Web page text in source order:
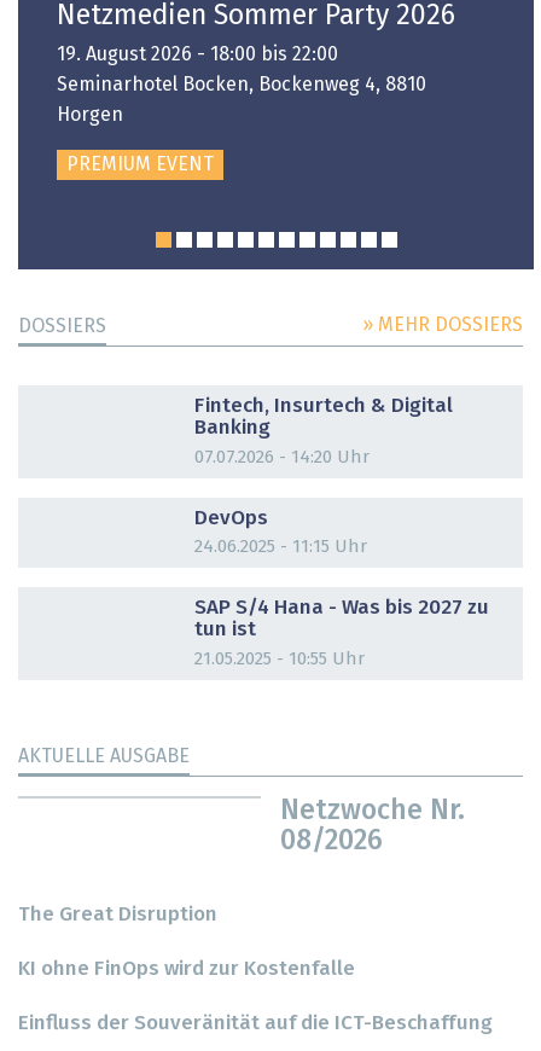
Netzmedien Sommer Party 2026
19. August 2026 - 18:00 bis 22:00
Seminarhotel Bocken, Bockenweg 4, 8810
Horgen
PREMIUM EVENT
DOSSIERS » MEHR DOSSIERS
Fintech, Insurtech & Digital
Banking
07.07.2026 - 14:20 Uhr
DevOps
24.06.2025 - 11:15 Uhr
SAP S/4 Hana - Was bis 2027 zu
tun ist
21.05.2025 - 10:55 Uhr
AKTUELLE AUSGABE
Netzwoche Nr.
08/2026
The Great Disruption
KI ohne FinOps wird zur Kostenfalle
Einfluss der Souveränität auf die ICT-Beschaffung